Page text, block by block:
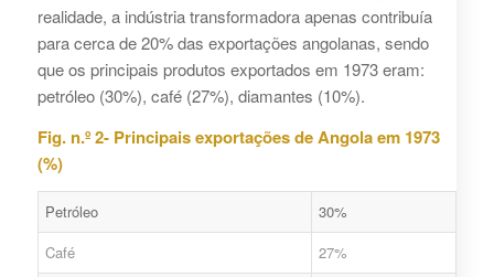
realidade, a indústria transformadora apenas contribuía
para cerca de 20% das exportações angolanas, sendo
que os principais produtos exportados em 1973 eram:
petróleo (30%), café (27%), diamantes (10%).
Fig. n.º 2- Principais exportações de Angola em 1973
(%)
Petróleo
30%
Café
27%